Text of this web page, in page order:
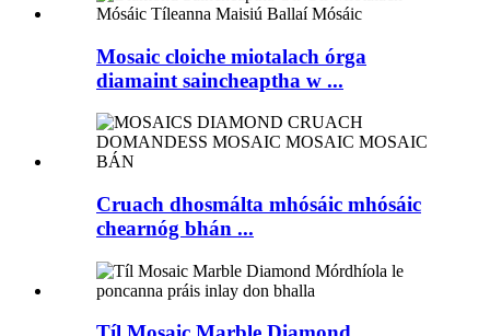
Mosaic cloiche miotalach órga
diamaint saincheaptha w ...
Cruach dhosmálta mhósáic mhósáic
chearnóg bhán ...